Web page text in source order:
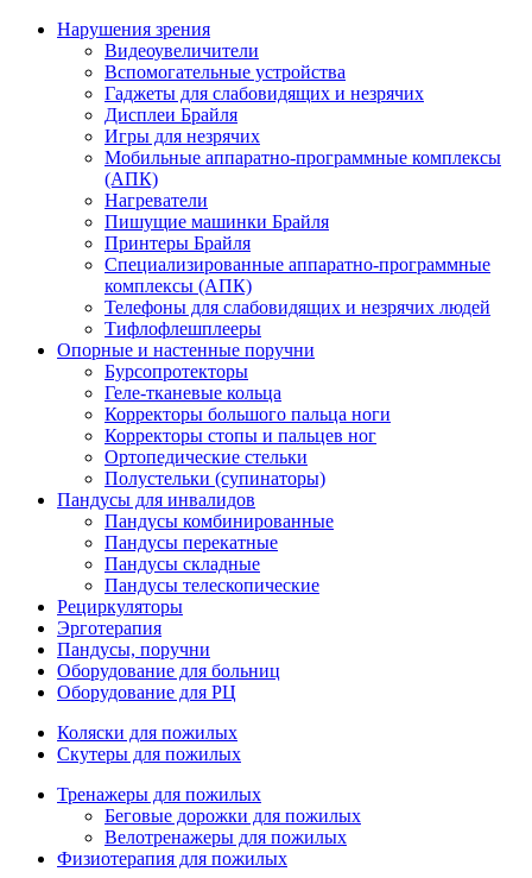
Нарушения зрения
Видеоувеличители
Вспомогательные устройства
Гаджеты для слабовидящих и незрячих
Дисплеи Брайля
Игры для незрячих
Мобильные аппаратно-программные комплексы
(АПК)
Нагреватели
Пишущие машинки Брайля
Принтеры Брайля
Специализированные аппаратно-программные
комплексы (АПК)
Телефоны для слабовидящих и незрячих людей
Тифлофлешплееры
Опорные и настенные поручни
Бурсопротекторы
Геле-тканевые кольца
Корректоры большого пальца ноги
Корректоры стопы и пальцев ног
Ортопедические стельки
Полустельки (супинаторы)
Пандусы для инвалидов
Пандусы комбинированные
Пандусы перекатные
Пандусы складные
Пандусы телескопические
Рециркуляторы
Эрготерапия
Пандусы, поручни
Оборудование для больниц
Оборудование для РЦ
Коляски для пожилых
Скутеры для пожилых
Тренажеры для пожилых
Беговые дорожки для пожилых
Велотренажеры для пожилых
Физиотерапия для пожилых